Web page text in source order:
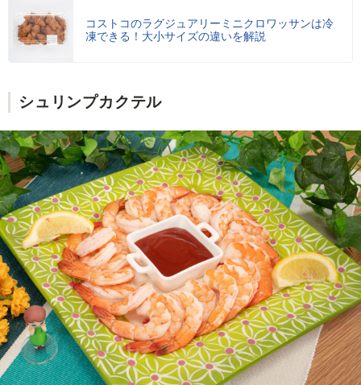
コストコのラグジュアリーミニクロワッサンは冷
凍できる！大小サイズの違いを解説
シュリンプカクテル